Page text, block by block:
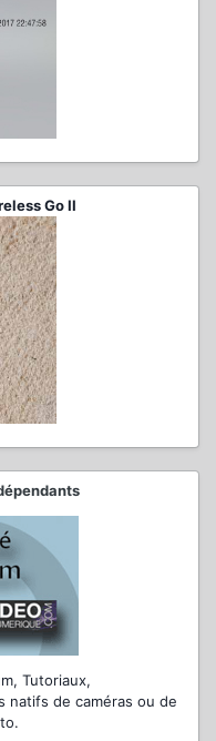
Go II
Tutoriaux,
natifs de caméras ou de